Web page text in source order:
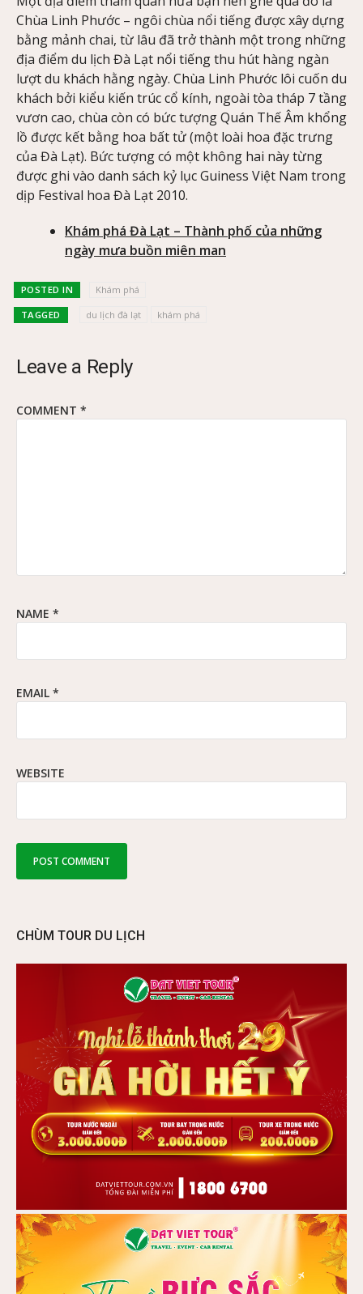
Chùa Linh Phước – ngôi chùa nổi tiếng được xây dựng
bằng mảnh chai, từ lâu đã trở thành một trong những
địa điểm du lịch Đà Lạt nổi tiếng thu hút hàng ngàn
lượt du khách hằng ngày. Chùa Linh Phước lôi cuốn du
khách bởi kiểu kiến trúc cổ kính, ngoài tòa tháp 7 tầng
vươn cao, chùa còn có bức tượng Quán Thế Âm khổng
lồ được kết bằng hoa bất tử (một loài hoa đặc trưng
của Đà Lạt). Bức tượng có một không hai này từng
được ghi vào danh sách kỷ lục Guiness Việt Nam trong
dịp Festival hoa Đà Lạt 2010.
Khám phá Đà Lạt – Thành phố của những
ngày mưa buồn miên man
POSTED IN Khám phá
TAGGED du lịch đà lạt khám phá
Leave a Reply
COMMENT *
NAME *
EMAIL *
WEBSITE
CHÙM TOUR DU LỊCH